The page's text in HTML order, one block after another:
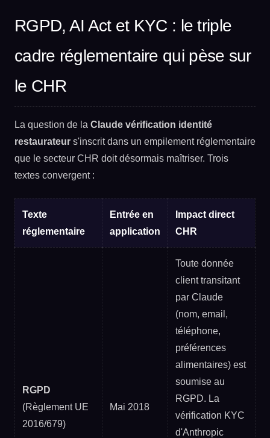
RGPD, AI Act et KYC : le triple
cadre réglementaire qui pèse sur
le CHR
La question de la Claude vérification identité
restaurateur s'inscrit dans un empilement réglementaire
que le secteur CHR doit désormais maîtriser. Trois
textes convergent :
Texte
réglementaire
Entrée en
application
Impact direct
CHR
RGPD
(Règlement UE
2016/679)
Mai 2018
Toute donnée
client transitant
par Claude
(nom, email,
téléphone,
préférences
alimentaires) est
soumise au
RGPD. La
vérification KYC
d'Anthropic